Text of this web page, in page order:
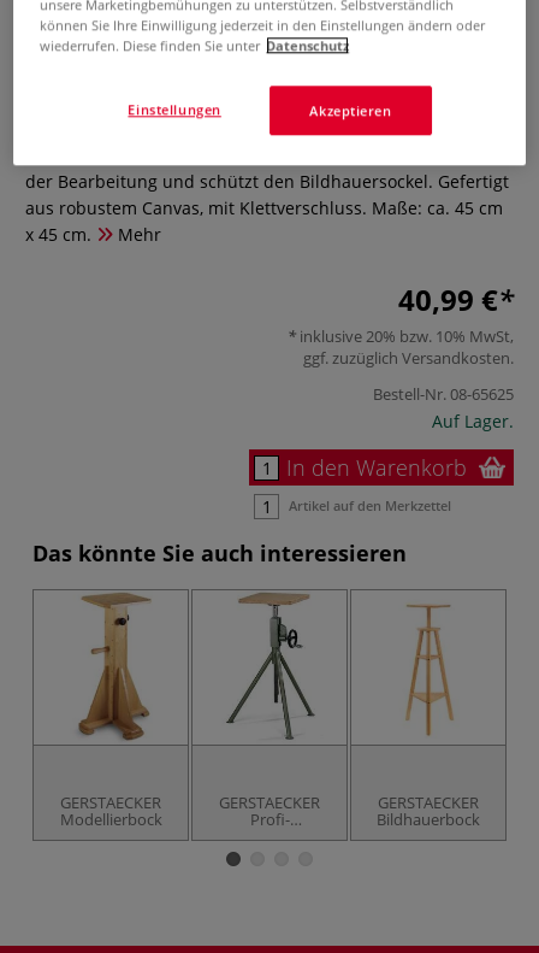
Bildhauerkissen
0 Bewertungen
der Bearbeitung und schützt den Bildhauersockel. Gefertigt
aus robustem Canvas, mit Klettverschluss. Maße: ca. 45 cm
x 45 cm.
Mehr
40,99 €
inklusive 20% bzw. 10% MwSt,
ggf. zuzüglich Versandkosten.
Bestell-Nr.08-65625
Auf Lager.
In den Warenkorb
Artikel auf den Merkzettel
Das könnte Sie auch interessieren
GERSTAECKER
Modellierbock
GERSTAECKER
Profi-
Modellierbock
GERSTAECKER
Bildhauerbock
unsere Marketingbemühungen zu unterstützen. Selbstverständlich
können Sie Ihre Einwilligung jederzeit in den Einstellungen ändern oder
wiederrufen. Diese finden Sie unter Datenschutz
Akzeptieren
Einstellungen